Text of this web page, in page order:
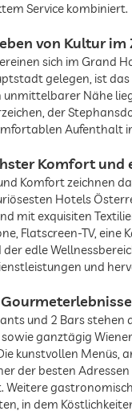
Service kombiniert.
von Kultur im
sich im Grand
gelegen, ist
unmittelbarer Nähe
der
Aufenthalt
Komfort und
Komfort zeichnen
Hotels
mit exquisiten
Flatscreen-TV,
edle
und
und 2 Bars
ganztägig
kunstvollen Menüs,
der besten
Weitere
in dem